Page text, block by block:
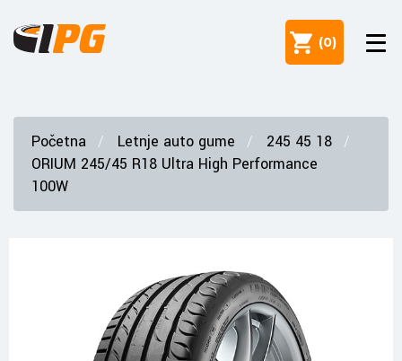
(0)
Početna Letnje auto gume
245 45 18
ORIUM 245/45 R18 Ultra High Performance
100W